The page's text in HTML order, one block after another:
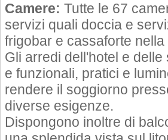
Camere: Tutte le 67
servizi quali doccia e
frigobar e cassaforte
Gli arredi dell'hotel e
e funzionali, pratici e
rendere il soggiorno
diverse esigenze.
Dispongono inoltre di